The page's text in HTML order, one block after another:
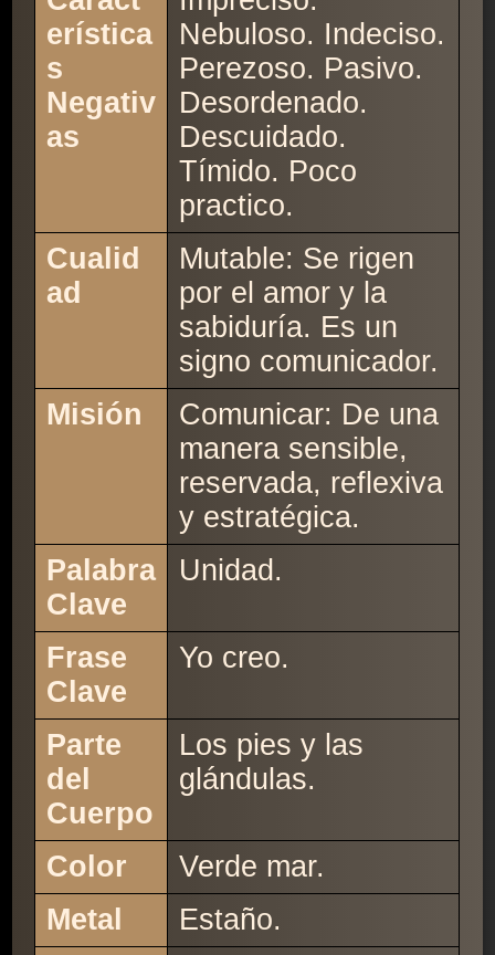
erística
s
Negativ
as
Nebuloso. Indeciso.
Perezoso. Pasivo.
Desordenado.
Descuidado.
Tímido. Poco
practico.
Cualid
ad
Mutable: Se rigen
por el amor y la
sabiduría. Es un
signo comunicador.
Misión
Comunicar: De una
manera sensible,
reservada, reflexiva
y estratégica.
Palabra
Clave
Unidad.
Frase
Clave
Yo creo.
Parte
del
Cuerpo
Los pies y las
glándulas.
Color
Verde mar.
Metal
Estaño.